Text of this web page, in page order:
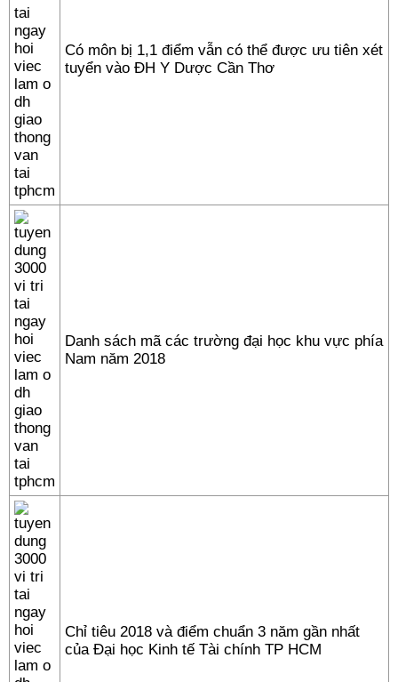
Có môn bị 1,1 điểm vẫn có thể được ưu tiên xét
tuyển vào ĐH Y Dược Cần Thơ
Danh sách mã các trường đại học khu vực phía
Nam năm 2018
Chỉ tiêu 2018 và điểm chuẩn 3 năm gần nhất
của Đại học Kinh tế Tài chính TP HCM